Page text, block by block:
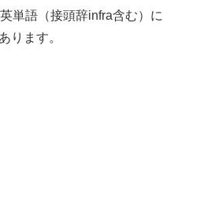
単語（接頭辞infra含む）に
ります。